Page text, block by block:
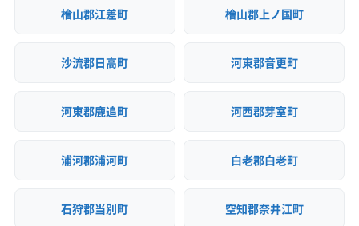
檜山郡江差町 檜山郡上ノ国町
沙流郡日高町 河東郡音更町
河東郡鹿追町 河西郡芽室町
浦河郡浦河町 白老郡白老町
石狩郡当別町 空知郡奈井江町